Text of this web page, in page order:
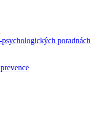
poradnách